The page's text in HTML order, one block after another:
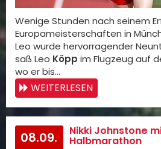
Wenige Stunden nach seinem
Europameisterschaften in
Leo wurde hervorragender
saß Leo Köpp im Flugzeug auf
wo er bis…
WEITERLESEN
08.09. Nikki Johnstone
Halbmarathon